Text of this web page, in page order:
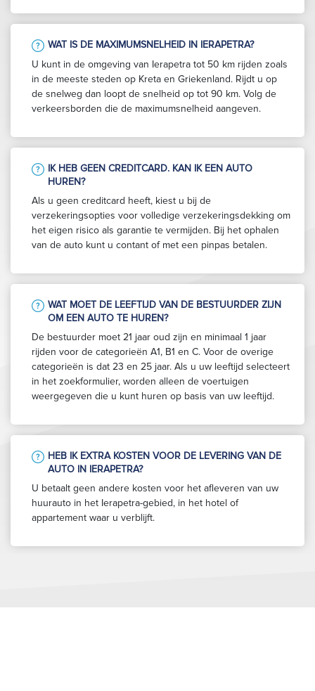
WAT IS DE MAXIMUMSNELHEID IN IERAPETRA?
U kunt in de omgeving van Ierapetra tot 50 km rijden zoals
in de meeste steden op Kreta en Griekenland. Rijdt u op
de snelweg dan loopt de snelheid op tot 90 km. Volg de
verkeersborden die de maximumsnelheid aangeven.
IK HEB GEEN CREDITCARD. KAN IK EEN AUTO
HUREN?
Als u geen creditcard heeft, kiest u bij de
verzekeringsopties voor volledige verzekeringsdekking om
het eigen risico als garantie te vermijden. Bij het ophalen
van de auto kunt u contant of met een pinpas betalen.
WAT MOET DE LEEFTIJD VAN DE BESTUURDER ZIJN
OM EEN AUTO TE HUREN?
De bestuurder moet 21 jaar oud zijn en minimaal 1 jaar
rijden voor de categorieën A1, B1 en C. Voor de overige
categorieën is dat 23 en 25 jaar. Als u uw leeftijd selecteert
in het zoekformulier, worden alleen de voertuigen
weergegeven die u kunt huren op basis van uw leeftijd.
HEB IK EXTRA KOSTEN VOOR DE LEVERING VAN DE
AUTO IN IERAPETRA?
U betaalt geen andere kosten voor het afleveren van uw
huurauto in het Ierapetra-gebied, in het hotel of
appartement waar u verblijft.